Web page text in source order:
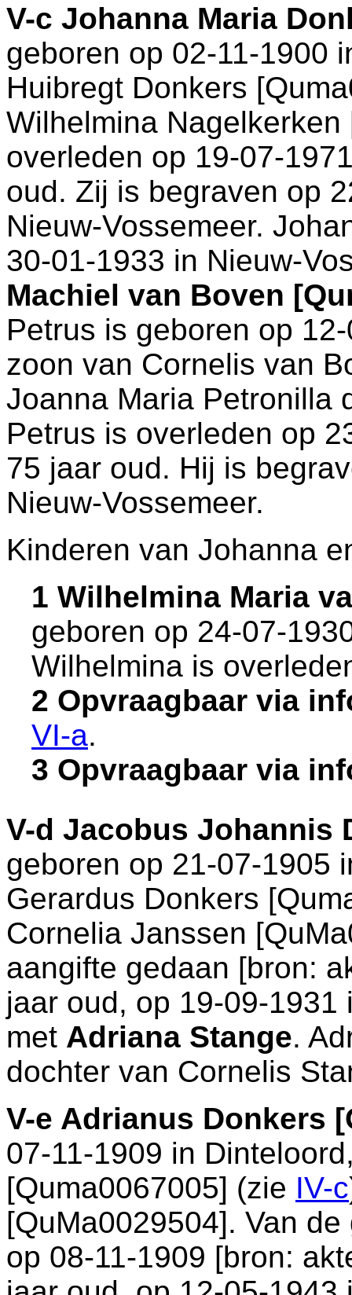
V-c Johanna Maria
geboren op 02-11-1900
Huibregt Donkers
Wilhelmina
overleden op 19-07-
oud. Zij is begraven op
Nieuw-Vossemeer.
30-01-1933 in Nieuw-
Machiel van Boven
Petrus is geboren op
zoon van Cornelis van
Joanna Maria Petronilla
Petrus is overleden op
75 jaar oud. Hij is
Nieuw-Vossemeer.
Kinderen van Johanna
1 Wilhelmina Maria
geboren op 24-07-
Wilhelmina is
2 Opvraagbaar via
VI-a.
3 Opvraagbaar via
V-d Jacobus Johannis
geboren op 21-07-1905
Gerardus Donkers
Cornelia Janssen
aangifte gedaan [bron:
jaar oud, op 19-09-
met Adriana Stange.
dochter van Cornelis
V-e Adrianus Donkers
07-11-1909 in Dinteloord
[Quma0067005] (zie IV-c
[QuMa0029504]. Van
op 08-11-1909 [bron: